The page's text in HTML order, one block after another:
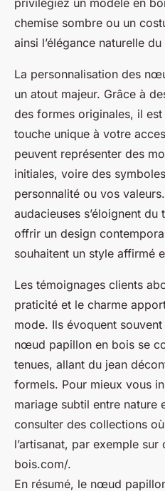
privilégiez un modèle en
chemise sombre ou un
ainsi l’élégance naturelle
La personnalisation des
un atout majeur. Grâce à
des formes originales, il
touche unique à votre
peuvent représenter des
initiales, voire des
personnalité ou vos
audacieuses s’éloignent
offrir un design
souhaitent un style affirmé
Les témoignages clients
praticité et le charme
mode. Ils évoquent
nœud papillon en bois se
tenues, allant du jean
formels. Pour mieux vous
mariage subtil entre nature
consulter des collections
l’artisanat, par exemple
bois.com/.
En résumé, le nœud